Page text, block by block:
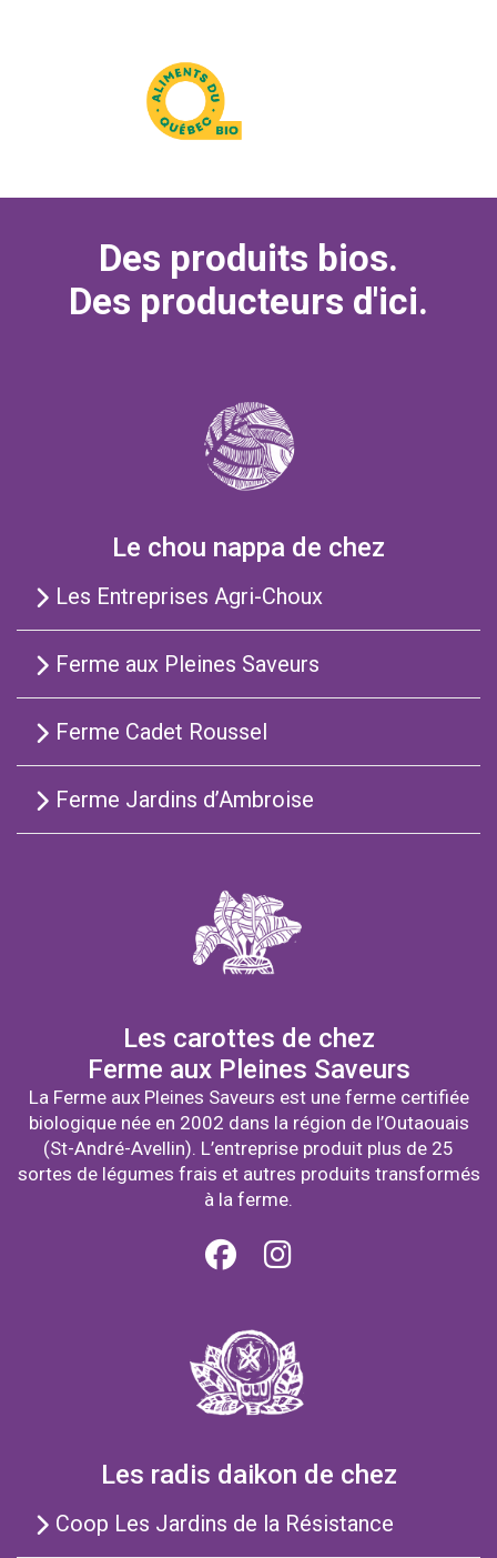
Des produits bios.
Des producteurs d'ici.
Le chou nappa de chez
Les Entreprises Agri-Choux
Ferme aux Pleines Saveurs
Ferme Cadet Roussel
Ferme Jardins d’Ambroise
Les carottes de chez
Ferme aux Pleines Saveurs
La Ferme aux Pleines Saveurs est une ferme certifiée
biologique née en 2002 dans la région de l’Outaouais
(St-André-Avellin). L’entreprise produit plus de 25
sortes de légumes frais et autres produits transformés
à la ferme.
Les radis daikon de chez
Coop Les Jardins de la Résistance